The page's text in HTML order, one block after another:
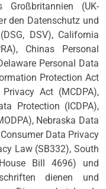
Großbritannien (UK-
den Datenschutz und
DSV), California
Chinas Personal
Personal Data
Protection Act
Act (MCDPA),
Protection (ICDPA),
Nebraska Data
Data Privacy
Law (SB332), South
Bill 4696) und
dienen und